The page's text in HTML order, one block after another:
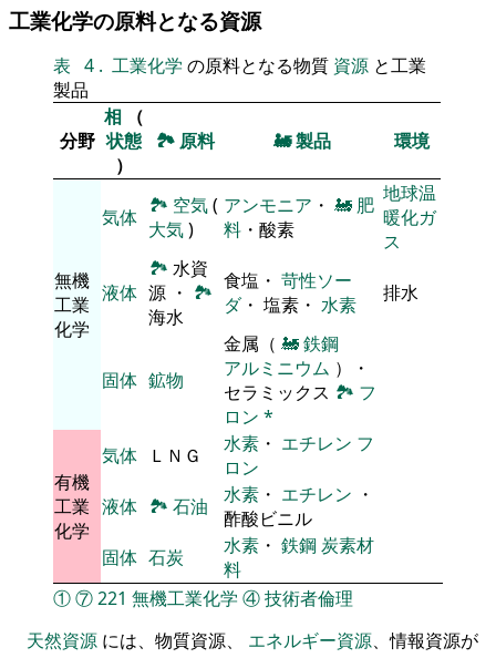
工業化学の原料となる資源
表 4 . 工業化学 の原料となる物質 資源 と工業
製品
分野
相
（
状態
）
🏞 原料 🚂製品 環境
無機
工業
化学
気体 🏞 空気(
大気)
アンモニア ・ 🚂 肥
料 ・酸素
地球温
暖化ガ
ス
液体
🏞 水資
源 ・ 🏞
海水
食塩・ 苛性ソー
ダ・ 塩素・ 水素 排水
固体 鉱物
金属（ 🚂鉄鋼
アルミニウム ）・
セラミックス 🏞 フ
ロン *
有機
工業
化学
気体 ＬＮＧ 水素 ・ エチレン フ
ロン
液体 🏞 石油 水素 ・ エチレン ・
酢酸ビニル
固体 石炭 水素 ・ 鉄鋼炭素材
料
①⑦221 無機工業化学 ④技術者倫理
天然資源 には、物質資源、 エネルギー資源、情報資源が